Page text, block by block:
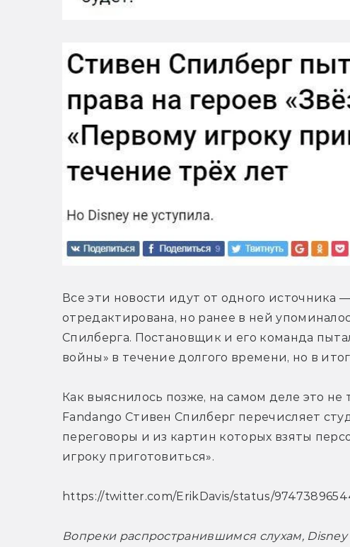
Все эти новости идут от одного источника
отредактирована, но ранее в ней
Спилберга. Постановщик и его команда
войны» в течение долгого времени, но в
Как выяснилось позже, на самом деле это
Fandango Стивен Спилберг перечисляет
переговоры и из картин которых взяты
игроку приготовиться».
https://twitter.com/ErikDavis/status/
Вопреки распространившимся слухам,